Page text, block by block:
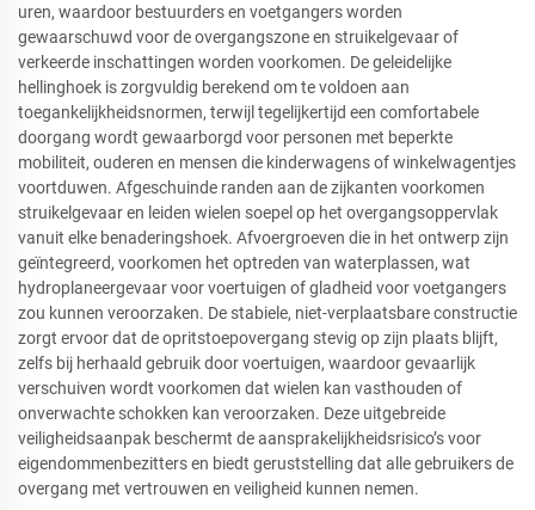
uren, waardoor bestuurders en voetgangers worden
gewaarschuwd voor de overgangszone en struikelgevaar of
verkeerde inschattingen worden voorkomen. De geleidelijke
hellinghoek is zorgvuldig berekend om te voldoen aan
toegankelijkheidsnormen, terwijl tegelijkertijd een comfortabele
doorgang wordt gewaarborgd voor personen met beperkte
mobiliteit, ouderen en mensen die kinderwagens of winkelwagentjes
voortduwen. Afgeschuinde randen aan de zijkanten voorkomen
struikelgevaar en leiden wielen soepel op het overgangsoppervlak
vanuit elke benaderingshoek. Afvoergroeven die in het ontwerp zijn
geïntegreerd, voorkomen het optreden van waterplassen, wat
hydroplaneergevaar voor voertuigen of gladheid voor voetgangers
zou kunnen veroorzaken. De stabiele, niet-verplaatsbare constructie
zorgt ervoor dat de opritstoepovergang stevig op zijn plaats blijft,
zelfs bij herhaald gebruik door voertuigen, waardoor gevaarlijk
verschuiven wordt voorkomen dat wielen kan vasthouden of
onverwachte schokken kan veroorzaken. Deze uitgebreide
veiligheidsaanpak beschermt de aansprakelijkheidsrisico’s voor
eigendommenbezitters en biedt geruststelling dat alle gebruikers de
overgang met vertrouwen en veiligheid kunnen nemen.